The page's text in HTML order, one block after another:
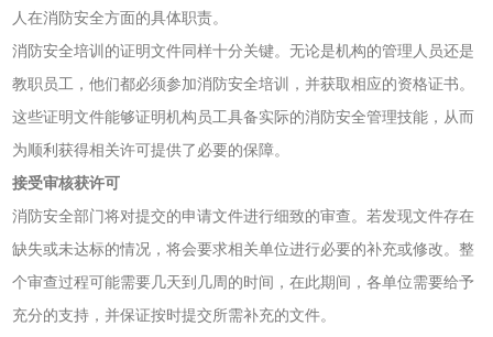
人在消防安全方面的具体职责。
消防安全培训的证明文件同样十分关键。无论是机构的管理人员还是
教职员工，他们都必须参加消防安全培训，并获取相应的资格证书。
这些证明文件能够证明机构员工具备实际的消防安全管理技能，从而
为顺利获得相关许可提供了必要的保障。
接受审核获许可
消防安全部门将对提交的申请文件进行细致的审查。若发现文件存在
缺失或未达标的情况，将会要求相关单位进行必要的补充或修改。整
个审查过程可能需要几天到几周的时间，在此期间，各单位需要给予
充分的支持，并保证按时提交所需补充的文件。